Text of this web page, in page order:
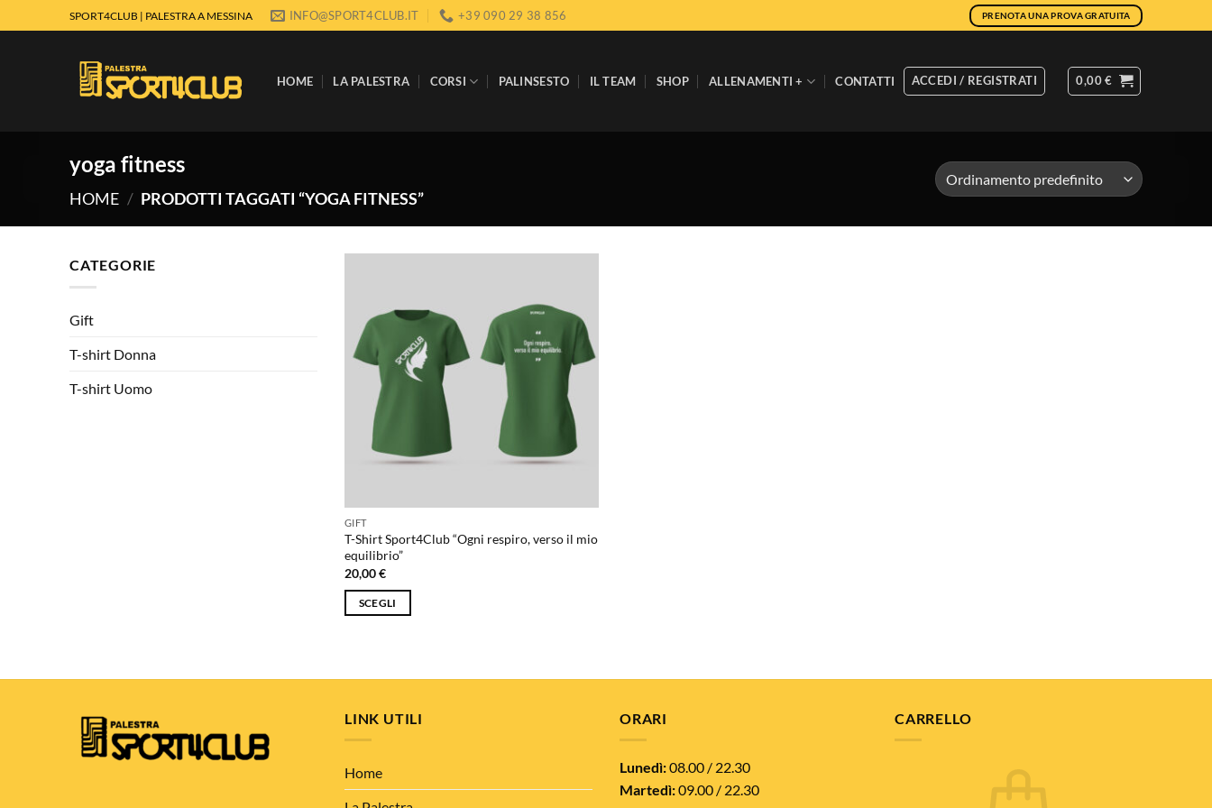
ai
SPORT4CLUB | PALESTRA A MESSINA INFO@SPORT4CLUB.IT +39 090 29 38 856 PRENOTA UNA PROVA GRATUITA
HOME LA PALESTRA CORSI PALINSESTO IL TEAM SHOP ALLENAMENTI + CONTATTI ACCEDI / REGISTRATI 0,00€
yoga fitness
HOME / PRODOTTI TAGGATI “YOGA FITNESS”
CATEGORIE
Gift
T-shirt Donna
T-shirt Uomo
GIFT
T-Shirt Sport4Club “Ogni respiro, verso il mio
equilibrio”
20,00€
SCEGLI
Le
possono
essere
LINK UTILI
Home
ORARI
Lunedì:08.00 / 22.30
Martedì:09.00 / 22.30
CARRELLO